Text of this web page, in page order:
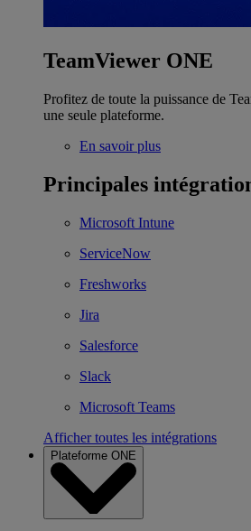
TeamViewer ONE
Profitez de toute la puissance de
une seule plateforme.
En savoir plus
Principales
Microsoft Intune
ServiceNow
Freshworks
Jira
Salesforce
Slack
Microsoft Teams
Afficher toutes les intégrations
Plateforme ONE